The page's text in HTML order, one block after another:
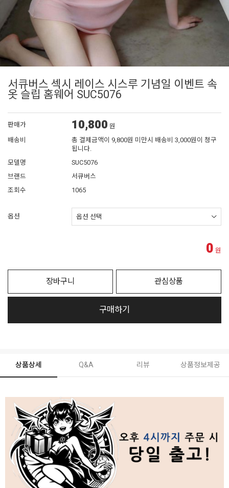
서큐버스 섹시 레이스 시스루 기념일 이벤트 속
옷 슬립 홈웨어 SUC5076
판매가 10,800 원
배송비
총 결제금액이 9,800원 미만시 배송비 3,000원이 청구
됩니다.
모델명
SUC5076
브랜드
서큐버스
조회수
1065
옵션
0 원
장바구니 관심상품
구매하기
상품상세 Q&A 리뷰 상품정보제공